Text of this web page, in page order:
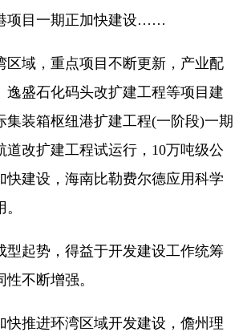
项目一期正加快建设……
域，重点项目不断更新，产业配
逸盛石化码头改扩建工程等项目建
集装箱枢纽港扩建工程(一阶段)一期
道改扩建工程试运行，10万吨级公
快建设，海南比勒费尔德应用科学
起势，得益于开发建设工作统筹
不断增强。
推进环湾区域开发建设，儋州理